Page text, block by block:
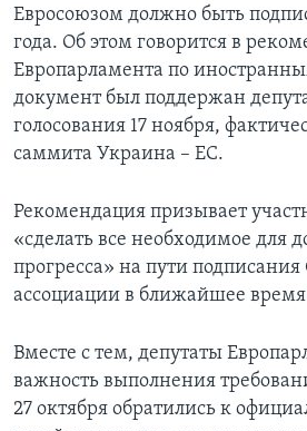
Евросоюзом должно быть
года. Об этом говорится в
Европарламента по
документ был поддержан
голосования 17 ноября,
саммита Украина – ЕС.
Рекомендация призывает
«сделать все необходимое для
прогресса» на пути
ассоциации в ближайшее
Вместе с тем, депутаты
важность выполнения
27 октября обратились к